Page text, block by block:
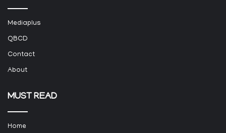
Mediaplus
QBCD
Contact
About
MUST READ
Home